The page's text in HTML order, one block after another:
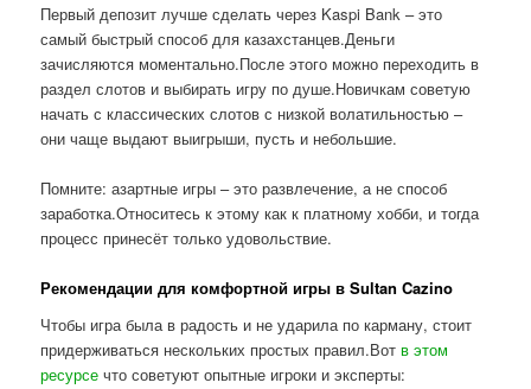
Первый депозит лучше сделать через Kaspi Bank – это
самый быстрый способ для казахстанцев.Деньги
зачисляются моментально.После этого можно переходить в
раздел слотов и выбирать игру по душе.Новичкам советую
начать с классических слотов с низкой волатильностью –
они чаще выдают выигрыши, пусть и небольшие.
Помните: азартные игры – это развлечение, а не способ
заработка.Относитесь к этому как к платному хобби, и тогда
процесс принесёт только удовольствие.
Рекомендации для комфортной игры в Sultan Cazino
Чтобы игра была в радость и не ударила по карману, стоит
придерживаться нескольких простых правил.Вотв этом
ресурсе что советуют опытные игроки и эксперты: